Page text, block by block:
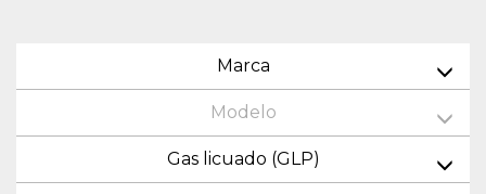
Marca
Modelo
Gas licuado (GLP)